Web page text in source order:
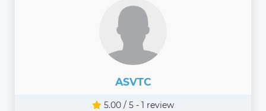
ASVTC
5.00 / 5 - 1 review